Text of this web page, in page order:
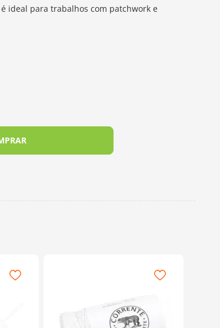
ideal para trabalhos com patchwork e